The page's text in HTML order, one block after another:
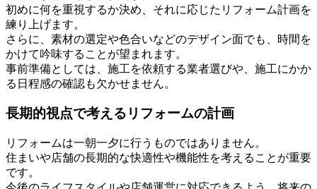
初めに何を重視するか決め、それに応じたリフォーム計画を
練り上げます。
さらに、素材の選定や色合いなどのデザイン面でも、時間を
かけて吟味することが望まれます。
事前準備としては、施工を依頼する業者選びや、施工にかか
る日程感の確認も欠かせません。
長期的視点で考えるリフォームの計画
リフォームは一朝一夕に行うものではありません。
住まいや店舗の長期的な快適性や機能性を考えることが重要
です。